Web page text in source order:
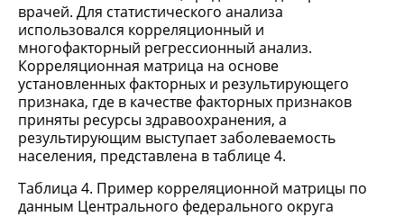
врачей. Для статистического анализа
использовался корреляционный и
многофакторный регрессионный анализ.
Корреляционная матрица на основе
установленных факторных и результирующего
признака, где в качестве факторных признаков
приняты ресурсы здравоохранения, а
результирующим выступает заболеваемость
населения, представлена в таблице 4.
Таблица 4. Пример корреляционной матрицы по
данным Центрального федерального округа